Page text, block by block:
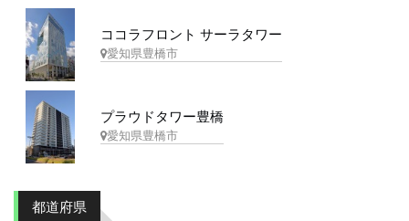
ココラフロント サーラタワー
愛知県豊橋市
プラウドタワー豊橋
愛知県豊橋市
都道府県